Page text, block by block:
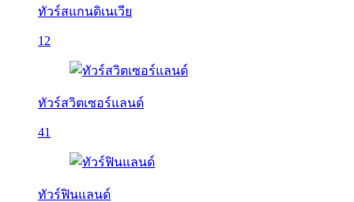
ทัวร์สแกนดิเนเวีย
12
ทัวร์สวิตเซอร์แลนด์
41
ทัวร์ฟินแลนด์